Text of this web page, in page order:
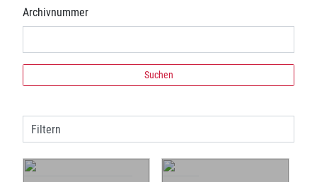
Archivnummer
Suchen
Filtern